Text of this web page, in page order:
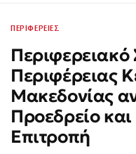
ΠΕΡΙΦΕΡΕΙΕΣ
Περιφερειακό
Περιφέρειας
Μακεδονίας
Προεδρείο
Επιτροπή